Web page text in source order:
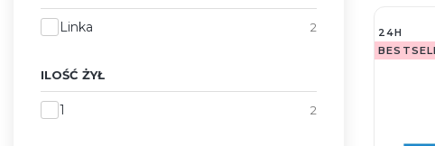
Rodzaj
Linka 2
ILOŚĆ ŻYŁ
Ilość żył
1 2
24H